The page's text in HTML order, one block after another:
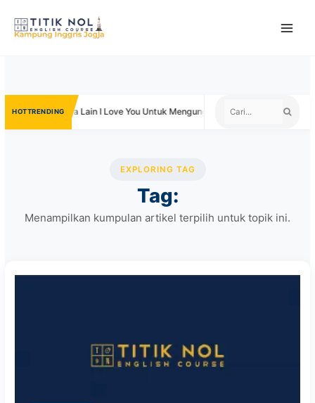
content
TRENDINGKata Lain I Love You Untuk Mengungkapkan Cinta
EXPLORING TAG
Tag:
Menampilkan kumpulan artikel terpilih untuk topik ini.